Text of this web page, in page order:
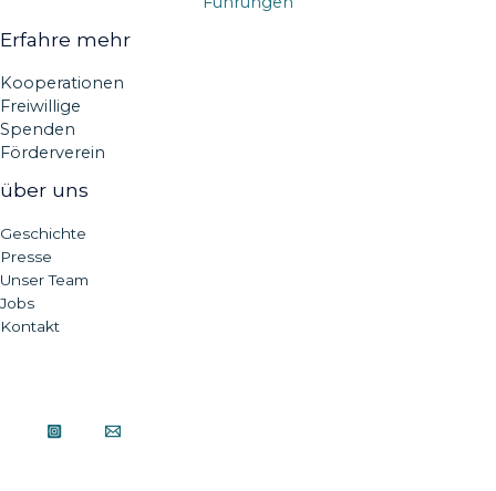
Erfahre mehr
Kooperationen
Freiwillige
Spenden
Förderverein
über uns
Geschichte
Presse
Unser Team
Jobs
Kontakt